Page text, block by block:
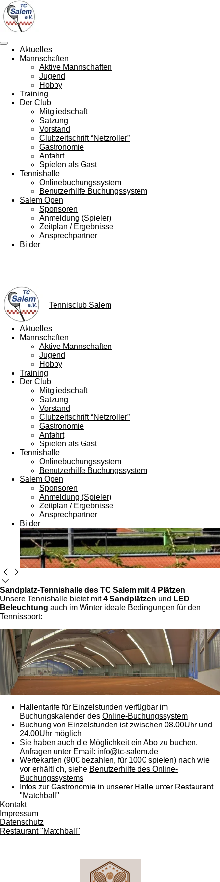
Zum
Hauptinhalt
springen
Aktuelles
Mannschaften
Aktive Mannschaften
Jugend
Hobby
Training
Der Club
Mitgliedschaft
Satzung
Vorstand
Clubzeitschrift “Netzroller”
Gastronomie
Anfahrt
Spielen als Gast
Tennishalle
Onlinebuchungssystem
Benutzerhilfe Buchungssystem
Salem Open
Sponsoren
Anmeldung (Spieler)
Zeitplan / Ergebnisse
Ansprechpartner
Bilder
Tennisclub Salem
Aktuelles
Mannschaften
Aktive Mannschaften
Jugend
Hobby
Training
Der Club
Mitgliedschaft
Satzung
Vorstand
Clubzeitschrift “Netzroller”
Gastronomie
Anfahrt
Spielen als Gast
Tennishalle
Onlinebuchungssystem
Benutzerhilfe Buchungssystem
Salem Open
Sponsoren
Anmeldung (Spieler)
Zeitplan / Ergebnisse
Ansprechpartner
Bilder
Sandplatz-Tennishalle des TC Salem mit 4 Plätzen
Unsere Tennishalle bietet mit4 Sandplätzen und LED
Beleuchtung auch im Winter ideale Bedingungen für den
Tennissport:
Hallentarife für Einzelstunden verfügbar im
Buchungskalender des Online-Buchungssystem
Buchung von Einzelstunden ist zwischen 08.00Uhr und
24.00Uhr möglich
Sie haben auch die Möglichkeit ein Abo zu buchen.
Anfragen unter Email: info@tc-salem.de
Wertekarten (90€ bezahlen, für 100€ spielen) nach wie
vor erhältlich, siehe Benutzerhilfe des Online-
Buchungssystems
Infos zur Gastronomie in unserer Halle unter Restaurant
"Matchball"
Kontakt
Impressum
Datenschutz
Restaurant "Matchball"